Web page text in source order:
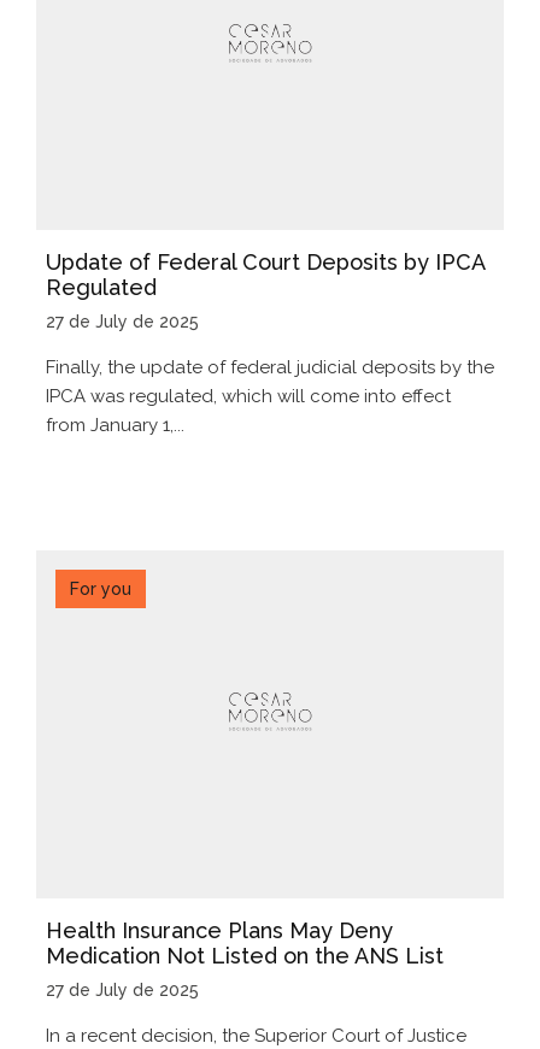
Update of Federal Court Deposits by IPCA
Regulated
27 de July de 2025
Finally, the update of federal judicial deposits by the
IPCA was regulated, which will come into effect
from January 1,...
For you
Health Insurance Plans May Deny
Medication Not Listed on the ANS List
27 de July de 2025
In a recent decision, the Superior Court of Justice